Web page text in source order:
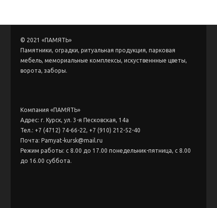
© 2021 «ПАМЯТЬ»
Памятники, оградки, ритуальная продукция, парковая
мебель, мемориальные комплексы, искуственнные цветы,
ворота, заборы.
Компания «ПАМЯТЬ»
Адрес: г. Курск, ул. 3-я Песковская, 14а
Тел.: +7 (4712) 74-66-22, +7 (910) 212-52-40
Почта: Pamyat-kursk@mail.ru
Режим работы: с 8.00 до 17.00 понедельник-пятница, с 8.00
до 16.00 суббота.